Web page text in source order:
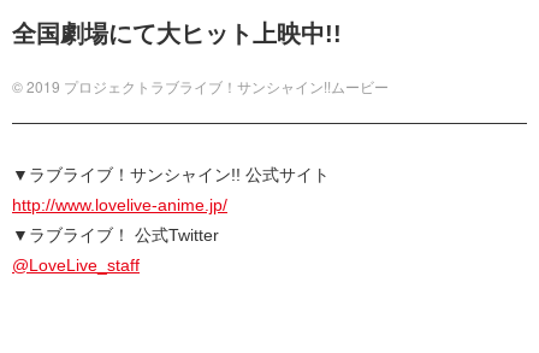
全国劇場にて大ヒット上映中!!
© 2019 プロジェクトラブライブ！サンシャイン!!ムービー
▼ラブライブ！サンシャイン!! 公式サイト
http://www.lovelive-anime.jp/
▼ラブライブ！ 公式Twitter
@LoveLive_staff